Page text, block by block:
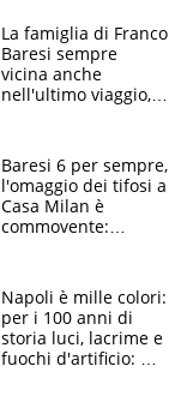
La famiglia di Franco
Baresi sempre
vicina anche
nell'ultimo viaggio,
circondati
dall'affetto dei tifosi
Baresi 6 per sempre,
l'omaggio dei tifosi a
Casa Milan è
commovente:
bigliettini
Napoli è mille colori:
per i 100 anni di
storia luci, lacrime e
fuochi d'artificio: De